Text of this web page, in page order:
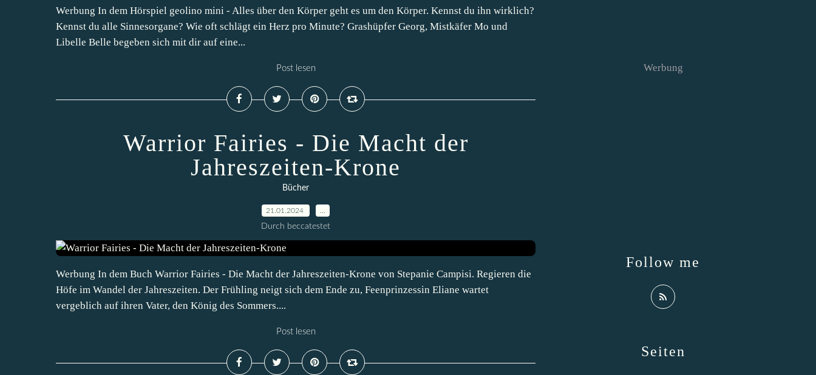
Werbung In dem Hörspiel geolino mini - Alles über den Körper geht es um den Körper. Kennst du ihn wirklich?
Kennst du alle Sinnesorgane? Wie oft schlägt ein Herz pro Minute? Grashüpfer Georg, Mistkäfer Mo und
Libelle Belle begeben sich mit dir auf eine...
Post lesen
Warrior Fairies - Die Macht der
Jahreszeiten-Krone
Bücher
21.01.2024
Durch beccatestet
Werbung In dem Buch Warrior Fairies - Die Macht der Jahreszeiten-Krone von Stepanie Campisi. Regieren die
Höfe im Wandel der Jahreszeiten. Der Frühling neigt sich dem Ende zu, Feenprinzessin Eliane wartet
vergeblich auf ihren Vater, den König des Sommers....
Post lesen
Seiten
Follow me
Werbung